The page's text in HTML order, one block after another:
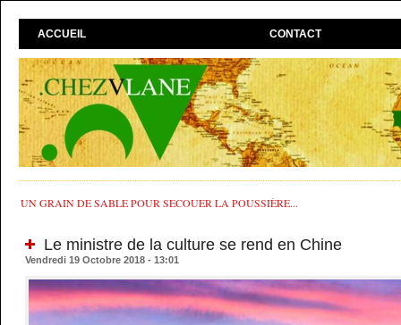
ACCUEIL CONTACT
UN GRAIN DE SABLE POUR SECOUER LA POUSSIÈRE...
Le ministre de la culture se rend en Chine
Vendredi 19 Octobre 2018 - 13:01